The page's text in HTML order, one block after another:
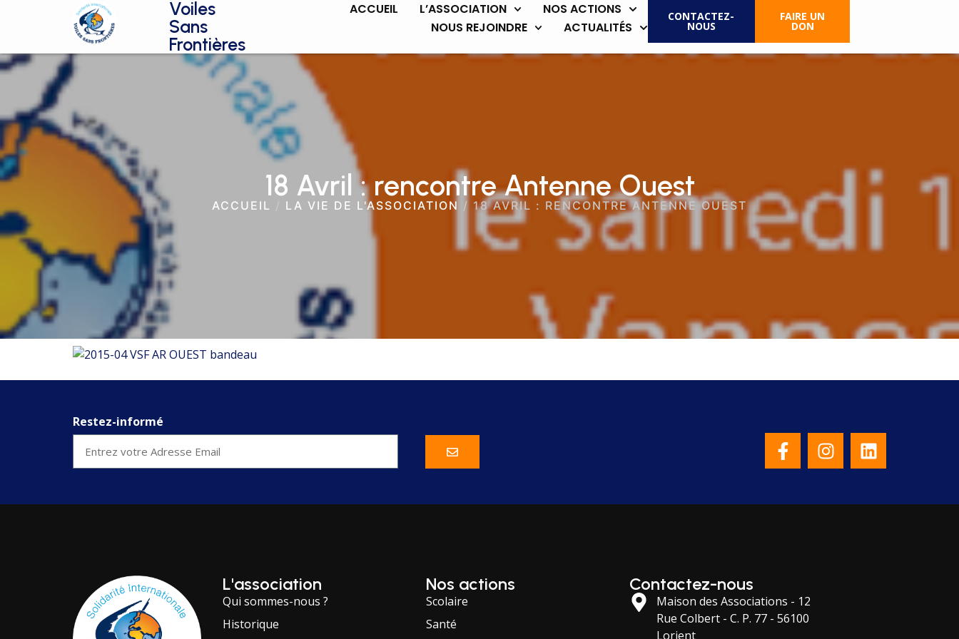
Voiles
Sans
Frontières
ACCUEIL L’ASSOCIATION
NOS ACTIONS
NOUS REJOINDRE
ACTUALITÉS
CONTACTEZ-
NOUS
FAIRE UN
DON
18 Avril : rencontre Antenne Ouest
ACCUEIL LA VIE DE L'ASSOCIATION / 18 AVRIL : RENCONTRE ANTENNE OUEST
Restez-informé
L'association
Qui sommes-nous ?
Historique
Nos actions
Scolaire
Santé
Contactez-nous
Maison des Associations - 12
Rue Colbert - C. P. 77 - 56100
Lorient